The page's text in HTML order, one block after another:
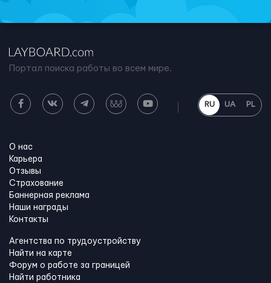
Портал поиска работы во всем мире.
RU UA PL
О нас
Карьера
Отзывы
Страхование
Баннерная реклама
Наши награды
Контакты
Агентства по трудоустройству
Найти на карте
Форум о работе за границей
Найти работника